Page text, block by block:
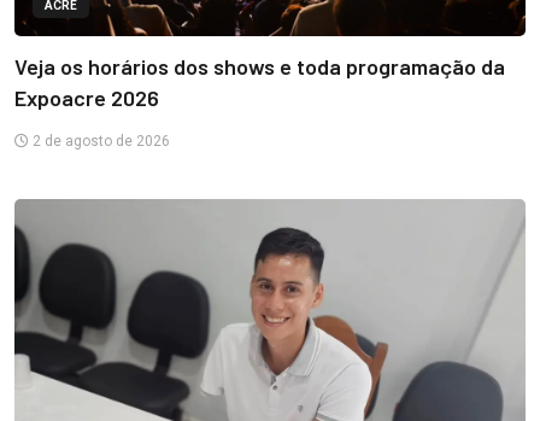
ACRE
Veja os horários dos shows e toda programação da
Expoacre 2026
2 de agosto de 2026